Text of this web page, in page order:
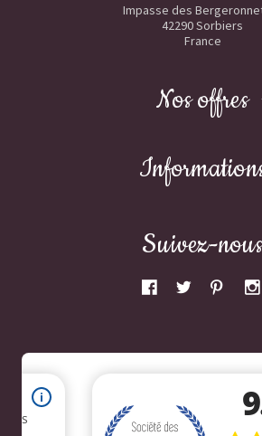
Impasse des
42290 Sorbiers
France
Nos offres
Suivez-nous